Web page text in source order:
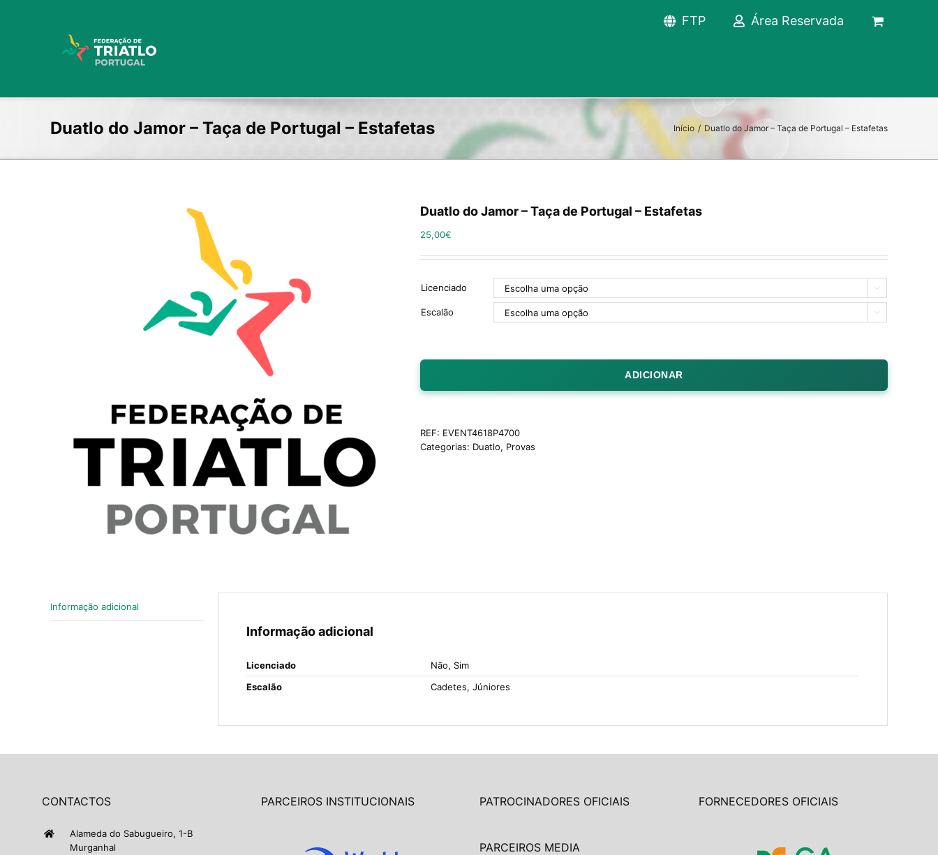
FTP Área Reservada
Duatlo do Jamor – Taça de Portugal – Estafetas Início / Duatlo do Jamor – Taça de Portugal – Estafetas
Duatlo do Jamor – Taça de Portugal – Estafetas
25,00€
Licenciado 
Escalão 
ADICIONAR
REF: EVENT4618P4700
Categorias: Duatlo, Provas
Informação adicional
Informação adicional
Licenciado
Não, Sim
Escalão
Cadetes, Júniores
CONTACTOS
Alameda do Sabugueiro, 1-B
Murganhal
PARCEIROS INSTITUCIONAIS PATROCINADORES OFICIAIS
PARCEIROS MEDIA
FORNECEDORES OFICIAIS